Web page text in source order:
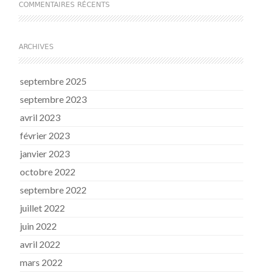
COMMENTAIRES RÉCENTS
ARCHIVES
septembre 2025
septembre 2023
avril 2023
février 2023
janvier 2023
octobre 2022
septembre 2022
juillet 2022
juin 2022
avril 2022
mars 2022